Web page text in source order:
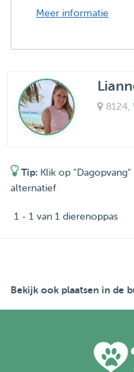
Meer informatie
8124,
Tip: Klik op "Dagopvang"
alternatief
1 - 1 van 1 dierenoppas
Bekijk ook plaatsen in de